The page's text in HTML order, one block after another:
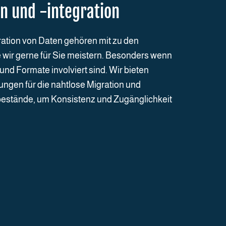
und -integration
von Daten gehören mit zu den
gerne für Sie meistern. Besonders wenn
Formate involviert sind. Wir bieten
für die nahtlose Migration und
um Konsistenz und Zugänglichkeit